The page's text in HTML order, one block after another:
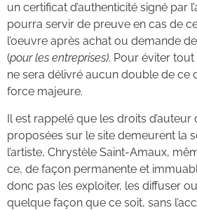
un certificat d’authenticité signé par
pourra servir de preuve en cas de
l’oeuvre après achat ou demande
(pour les entreprises). Pour éviter
ne sera délivré aucun double de ce
force majeure.
Il est rappelé que les droits d’auteur
proposées sur le site demeurent la
l’artiste, Chrystèle Saint-Amaux,
ce, de façon permanente et
donc pas les exploiter, les diffuser
quelque façon que ce soit, sans